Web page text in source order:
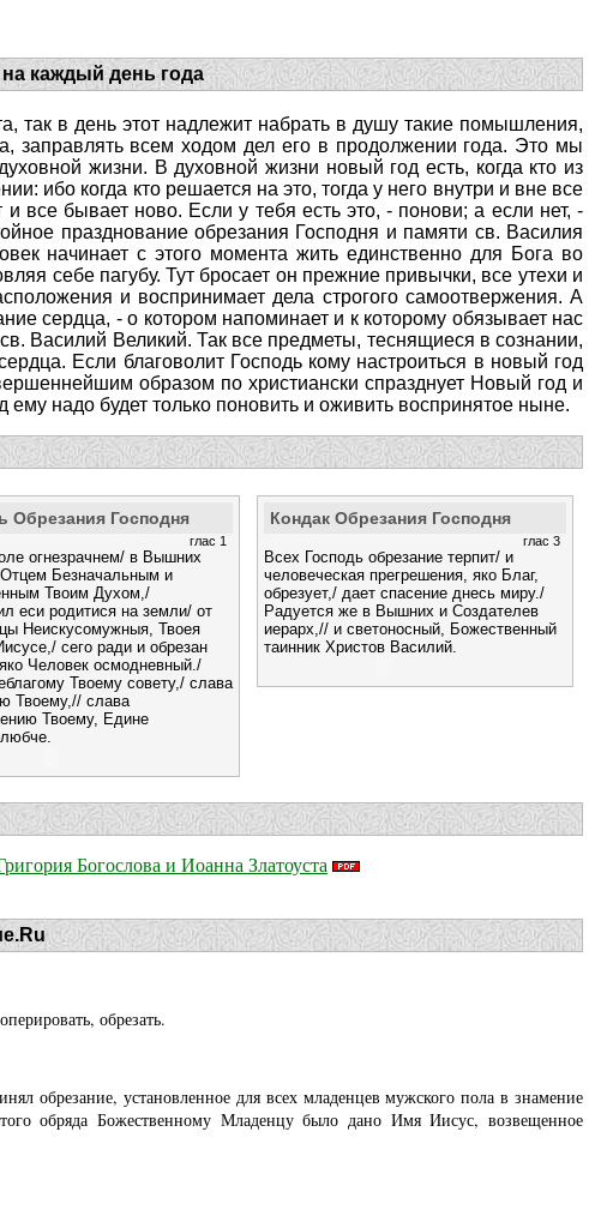
каждый день года
так в день этот надлежит набрать в душу такие помышления,
заправлять всем ходом дел его в продолжении года. Это мы
жизни. В духовной жизни новый год есть, когда кто из
ибо когда кто решается на это, тогда у него внутри и вне все
все бывает ново. Если у тебя есть это, - понови; а если нет, -
празднование обрезания Господня и памяти св. Василия
начинает с этого момента жить единственно для Бога во
себе пагубу. Тут бросает он прежние привычки, все утехи и
и воспринимает дела строгого самоотвержения. А
сердца, - о котором напоминает и к которому обязывает нас
Василий Великий. Так все предметы, теснящиеся в сознании,
Если благоволит Господь кому настроиться в новый год
образом по христиански спразднует Новый год и
надо будет только поновить и оживить воспринятое ныне.
Обрезания Господня
глас 1
огнезрачнем/ в Вышних
Безначальным и
Твоим Духом,/
еси родитися на земли/ от
Неискусомужныя, Твоея
сего ради и обрезан
Человек осмодневный./
Твоему совету,/ слава
Твоему,// слава
Твоему, Едине
Кондак Обрезания Господня
глас 3
Всех Господь обрезание терпит/ и
человеческая прегрешения, яко Благ,
обрезует,/ дает спасение днесь миру./
Радуется же в Вышних и Создателев
иерарх,// и светоносный, Божественный
таинник Христов Василий.
Богослова и Иоанна Златоуста
обрезать.
обрезание, установленное для всех младенцев мужского пола в знамение
обряда Божественному Младенцу было дано Имя Иисус, возвещенное